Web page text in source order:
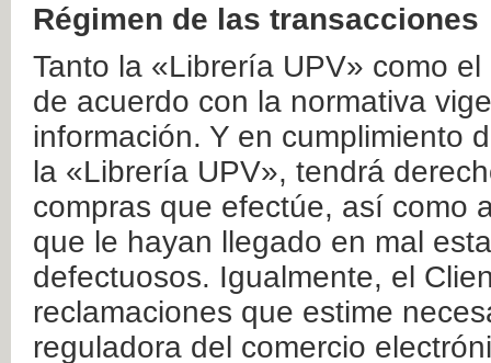
Régimen de las transacciones
Tanto la «Librería UPV» como
de acuerdo con la normativa
información. Y en cumplimiento
la «Librería UPV», tendrá
compras que efectúe, así como
que le hayan llegado en mal
defectuosos. Igualmente, el
reclamaciones que estime
reguladora del comercio